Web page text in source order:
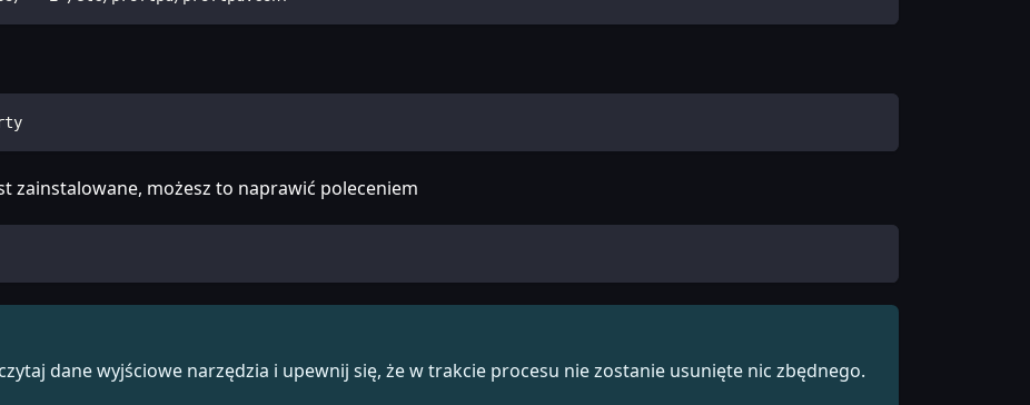
zainstalowane, możesz to naprawić poleceniem
dane wyjściowe narzędzia i upewnij się, że w trakcie procesu nie zostanie usunięte nic zbędnego.